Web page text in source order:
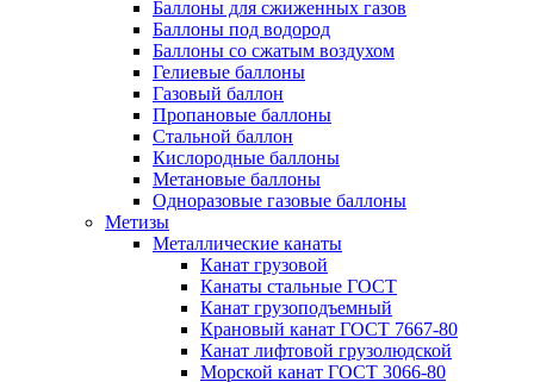
Баллоны для сжиженных газов
Баллоны под водород
Баллоны со сжатым воздухом
Гелиевые баллоны
Газовый баллон
Пропановые баллоны
Стальной баллон
Кислородные баллоны
Метановые баллоны
Одноразовые газовые баллоны
Метизы
Металлические канаты
Канат грузовой
Канаты стальные ГОСТ
Канат грузоподъемный
Крановый канат ГОСТ 7667-80
Канат лифтовой грузолюдской
Морской канат ГОСТ 3066-80